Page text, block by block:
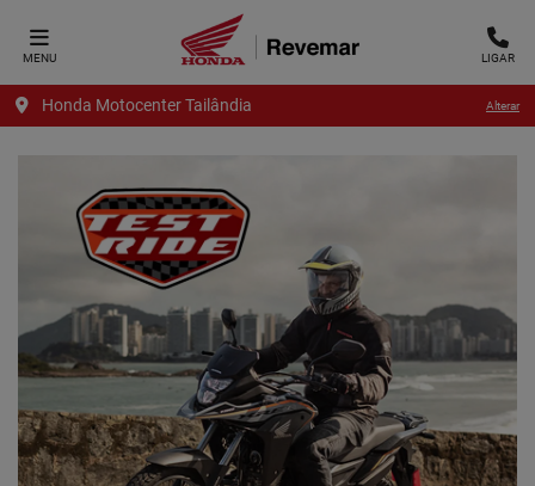
MENU LIGAR
Honda Motocenter Tailândia Alterar